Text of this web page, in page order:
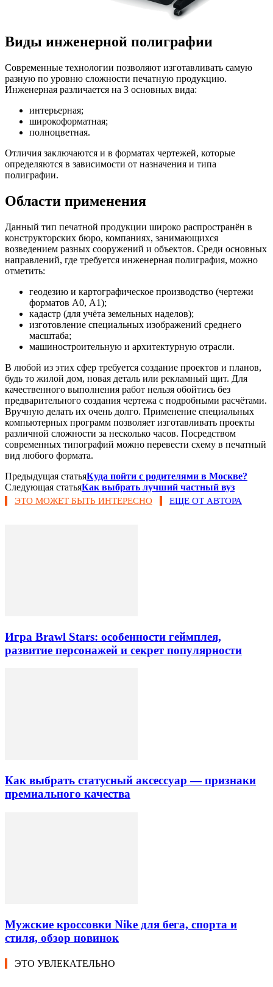
Виды инженерной полиграфии
Современные технологии позволяют изготавливать самую
разную по уровню сложности печатную продукцию.
Инженерная различается на 3 основных вида:
интерьерная;
широкоформатная;
полноцветная.
Отличия заключаются и в форматах чертежей, которые
определяются в зависимости от назначения и типа
полиграфии.
Области применения
Данный тип печатной продукции широко распространён в
конструкторских бюро, компаниях, занимающихся
возведением разных сооружений и объектов. Среди основных
направлений, где требуется инженерная полиграфия, можно
отметить:
геодезию и картографическое производство (чертежи
форматов А0, А1);
кадастр (для учёта земельных наделов);
изготовление специальных изображений среднего
масштаба;
машиностроительную и архитектурную отрасли.
В любой из этих сфер требуется создание проектов и планов,
будь то жилой дом, новая деталь или рекламный щит. Для
качественного выполнения работ нельзя обойтись без
предварительного создания чертежа с подробными расчётами.
Вручную делать их очень долго. Применение специальных
компьютерных программ позволяет изготавливать проекты
различной сложности за несколько часов. Посредством
современных типографий можно перевести схему в печатный
вид любого формата.
Предыдущая статьяКуда пойти с родителями в Москве?
Следующая статьяКак выбрать лучший частный вуз
ЭТО МОЖЕТ БЫТЬ ИНТЕРЕСНО ЕЩЕ ОТ АВТОРА
Игра Brawl Stars: особенности геймплея,
развитие персонажей и секрет популярности
Как выбрать статусный аксессуар — признаки
премиального качества
Мужские кроссовки Nike для бега, спорта и
стиля, обзор новинок
ЭТО УВЛЕКАТЕЛЬНО